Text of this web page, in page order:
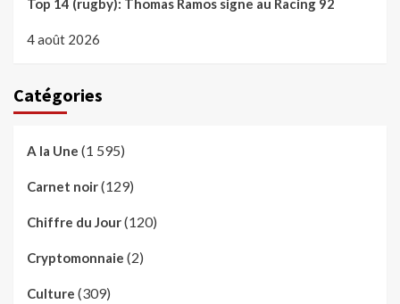
Top 14 (rugby): Thomas Ramos signe au Racing 92
4 août 2026
Catégories
A la Une (1 595)
Carnet noir(129)
Chiffre du Jour(120)
Cryptomonnaie (2)
Culture (309)